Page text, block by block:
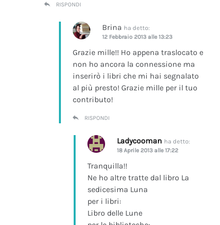
RISPONDI
Brina ha detto:
12 Febbraio 2013 alle 13:23
Grazie mille!! Ho appena traslocato e
non ho ancora la connessione ma
inserirò i libri che mi hai segnalato
al più presto! Grazie mille per il tuo
contributo!
RISPONDI
Ladycooman ha detto:
18 Aprile 2013 alle 17:22
Tranquilla!!
Ne ho altre tratte dal libro La
sedicesima Luna
per i libri:
Libro delle Lune